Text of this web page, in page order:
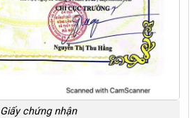
Giấy chứng nhận